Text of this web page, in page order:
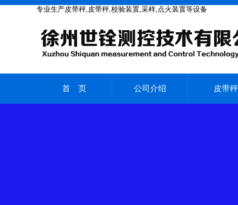
专业生产皮带秤,皮带秤,校验装置,采样,点火装置等设备
首 页 公司介绍 皮带秤